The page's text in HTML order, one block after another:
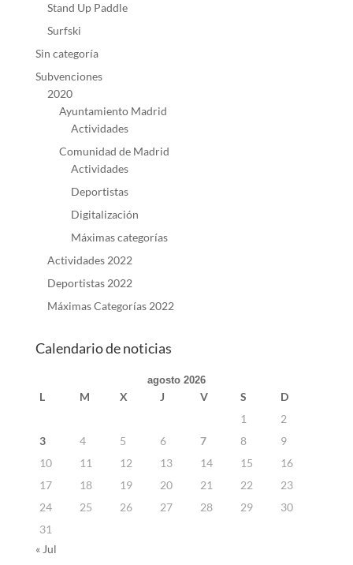
Stand Up Paddle
Surfski
Sin categoría
Subvenciones
2020
Ayuntamiento Madrid
Actividades
Comunidad de Madrid
Actividades
Deportistas
Digitalización
Máximas categorías
Actividades 2022
Deportistas 2022
Máximas Categorías 2022
Calendario de noticias
agosto 2026
L M X J V S
D
1
2
3
4 5 6 7 8
9
10
11 12 13 14 15
16
17
18 19 20 21 22
23
24
25 26 27 28 29
30
31
« Jul